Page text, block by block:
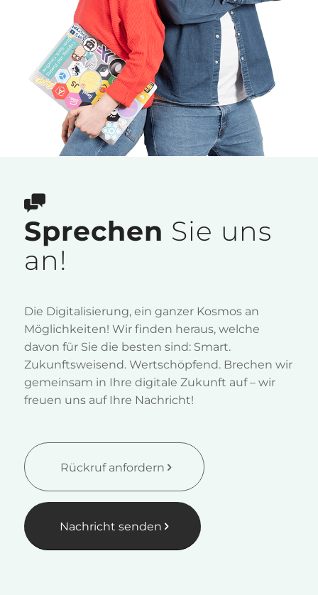
Sprechen Sie uns
an!
Die Digitalisierung, ein ganzer Kosmos an
Möglichkeiten! Wir finden heraus, welche
davon für Sie die besten sind: Smart.
Zukunftsweisend. Wertschöpfend. Brechen wir
gemeinsam in Ihre digitale Zukunft auf – wir
freuen uns auf Ihre Nachricht!
Rückruf anfordern
Nachricht senden